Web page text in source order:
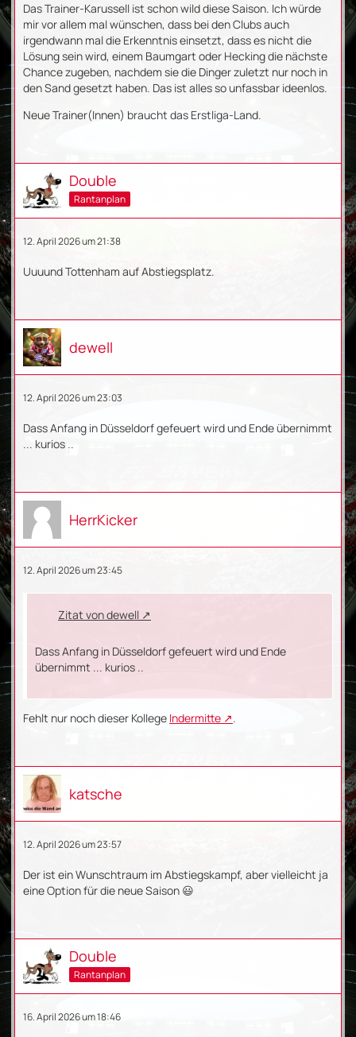
Das Trainer-Karussell ist schon wild diese Saison. Ich würde
mir vor allem mal wünschen, dass bei den Clubs auch
irgendwann mal die Erkenntnis einsetzt, dass es nicht die
Lösung sein wird, einem Baumgart oder Hecking die nächste
Chance zugeben, nachdem sie die Dinger zuletzt nur noch in
den Sand gesetzt haben. Das ist alles so unfassbar ideenlos.
Neue Trainer(Innen) braucht das Erstliga-Land.
Double
Rantanplan
12. April 2026 um 21:38
Uuuund Tottenham auf Abstiegsplatz.
dewell
12. April 2026 um 23:03
Dass Anfang in Düsseldorf gefeuert wird und Ende übernimmt
... kurios ..
HerrKicker
12. April 2026 um 23:45
Zitat von dewell
Dass Anfang in Düsseldorf gefeuert wird und Ende
übernimmt ... kurios ..
Fehlt nur noch dieser Kollege Indermitte .
katsche
12. April 2026 um 23:57
Der ist ein Wunschtraum im Abstiegskampf, aber vielleicht ja
eine Option für die neue Saison 😃
Double
Rantanplan
16. April 2026 um 18:46